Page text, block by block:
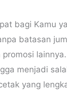
bagi Kamu
batasan
menjadi
yang